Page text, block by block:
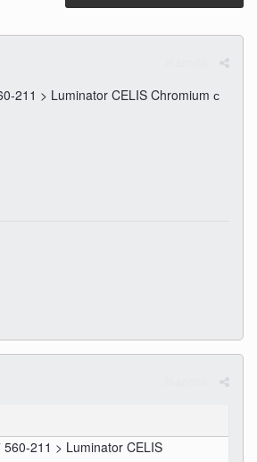
211 > Luminator CELIS Chromium с
211 > Luminator CELIS